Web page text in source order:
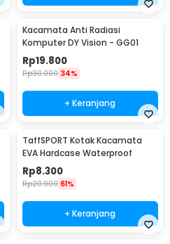
Kacamata Anti Radiasi
Komputer DY Vision - GG01
Rp19.800
Rp30.000 34%
+ Keranjang
TaffSPORT Kotak Kacamata
EVA Hardcase Waterproof
Rp8.300
Rp20.900 61%
+ Keranjang